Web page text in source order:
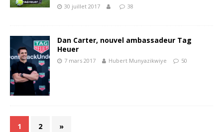
30 juillet 2017 38
Dan Carter, nouvel ambassadeur Tag
Heuer
7 mars 2017 Hubert Munyazikwiye 50
1 2 »